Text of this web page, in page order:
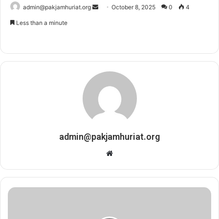
admin@pakjamhuriat.org
a
m
a
i
October 8, 2025 0 4
Less than a minute
admin@pakjamhuriat.org
b
s